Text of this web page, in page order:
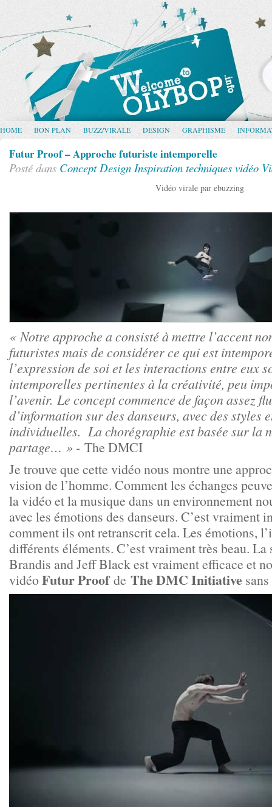
HOME BON PLAN BUZZ/VIRALE DESIGN GRAPHISME
Futur Proof – Approche futuriste intemporelle
Posté dans Concept Design Inspiration techniques vidéo
Vidéo virale par ebuzzing
« Notre approche a consisté à mettre l’accent
futuristes mais de considérer ce qui est
l’expression de soi et les interactions entre eux
intemporelles pertinentes à la créativité, peu
l’avenir. Le concept commence de façon assez
d’information sur des danseurs, avec des styles
individuelles. La chorégraphie est basée sur la
partage… » - The DMCI
Je trouve que cette vidéo nous montre une
vision de l’homme. Comment les échanges
la vidéo et la musique dans un environnement
avec les émotions des danseurs. C’est vraiment
comment ils ont retranscrit cela. Les émotions,
différents éléments. C’est vraiment très beau.
Brandis and Jeff Black est vraiment efficace et
vidéoFutur Proofde The DMC Initiative